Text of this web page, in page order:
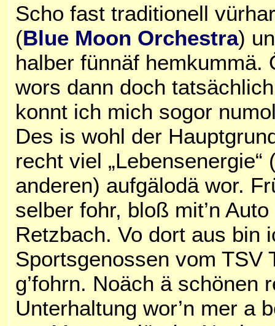
Scho fast traditionell
(Blue Moon Orchestra)
halber fünnäf hemkummä.
wors dann doch
konnt ich mich sogor
Des is wohl der
recht viel
anderen) aufgälodä wor.
selber fohr, bloß mit’n
Retzbach. Vo dort aus bin
Sportsgenossen vom TSV
g’fohrn. Noäch ä schönen
Unterhaltung wor’n mer a